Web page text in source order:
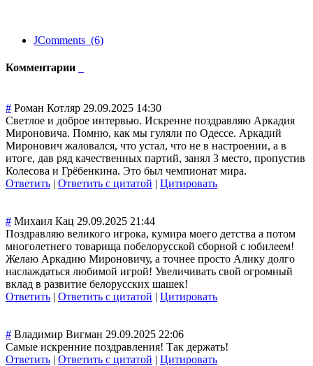
JComments (6)
Комментарии
# Роман Котляр 29.09.2025 14:30
Светлое и доброе интервью. Искренне поздравляю Аркадия
Мироновича. Помню, как мы гуляли по Одессе. Аркадий
Миронович жаловался, что устал, что не в настроении, а в
итоге, дав ряд качественных партий, занял 3 место, пропустив
Колесова и Грёбенкина. Это был чемпионат мира.
Ответить | Ответить с цитатой | Цитировать
# Михаил Кац 29.09.2025 21:44
Поздравляю великого игрока, кумира моего детства а потом
многолетнего товарища побелорусской сборной с юбилеем!
Желаю Аркадию Мироновичу, а точнее просто Алику долго
наслаждаться любимой игрой! Увеличивать свой огромный
вклад в развитие белорусских шашек!
Ответить | Ответить с цитатой | Цитировать
# Владимир Вигман 29.09.2025 22:06
Самые искренние поздравления! Так держать!
Ответить | Ответить с цитатой | Цитировать